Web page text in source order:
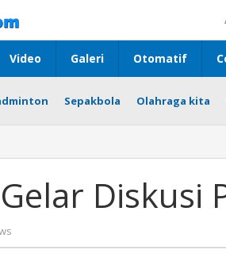
Video Galeri Otomatif
Sepakbola Olahraga kita
Babel
Diskusi
Penguatan
Diskusi